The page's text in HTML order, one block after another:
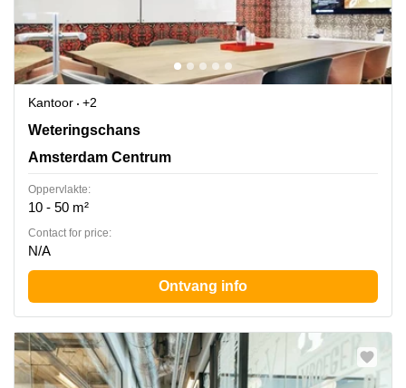
Kantoor
+2
Weteringschans 165 C, Amsterdam Centrum
Weteringschans
Amsterdam Centrum
Oppervlakte:
10 - 50 m²
Contact for price:
N/A
Ontvang info